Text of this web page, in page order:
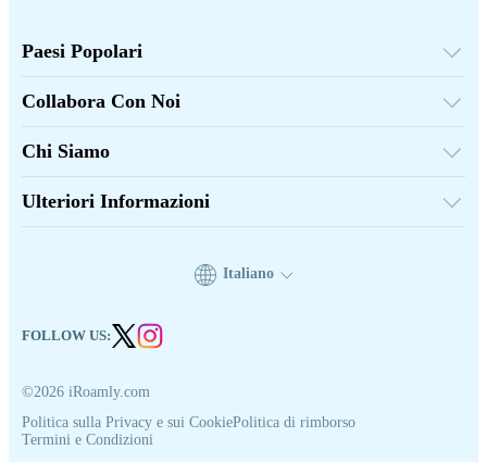
Paesi Popolari
Turchia
Francia
Tailandia
Giappone
Italia
India
Spagna
Collabora Con Noi
Programma di Affiliazione
Documenti API
Chi Siamo
Ulteriori Informazioni
©2026 iRoamly.com
Politica sulla Privacy e sui CookiePolitica di rimborso
Termini e Condizioni
Italiano
FOLLOW US: